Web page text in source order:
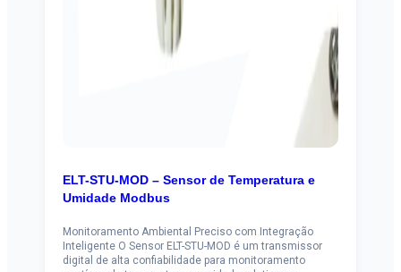
ELT-STU-MOD – Sensor de Temperatura e
Umidade Modbus
Monitoramento Ambiental Preciso com Integração
Inteligente O Sensor ELT-STU-MOD é um transmissor
digital de alta confiabilidade para monitoramento